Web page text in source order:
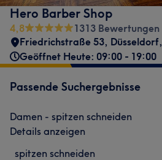
Hero Barber Shop
4,8
1313 Bewertungen
Friedrichstraße 53, Düsseldorf,
Geöffnet Heute: 09:00 - 19:00
Passende Suchergebnisse
Damen - spitzen schneiden
Details anzeigen
spitzen schneiden